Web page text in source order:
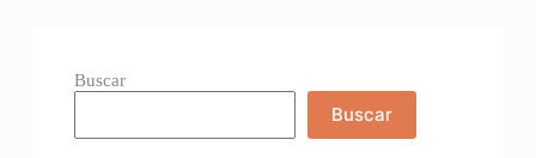
Buscar
Buscar